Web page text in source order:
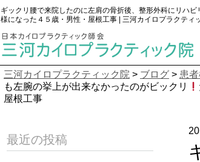
ギックリ腰で来院したのに左肩の骨折後、整形外科にリハ
様になった４５歳・男性・屋根工事 | 三河カイロプラクティ
三河カイロプラクティック院 > ブログ > 患
も左腕の挙上が出来なかったのがビックリ
屋根工事
最近の投稿